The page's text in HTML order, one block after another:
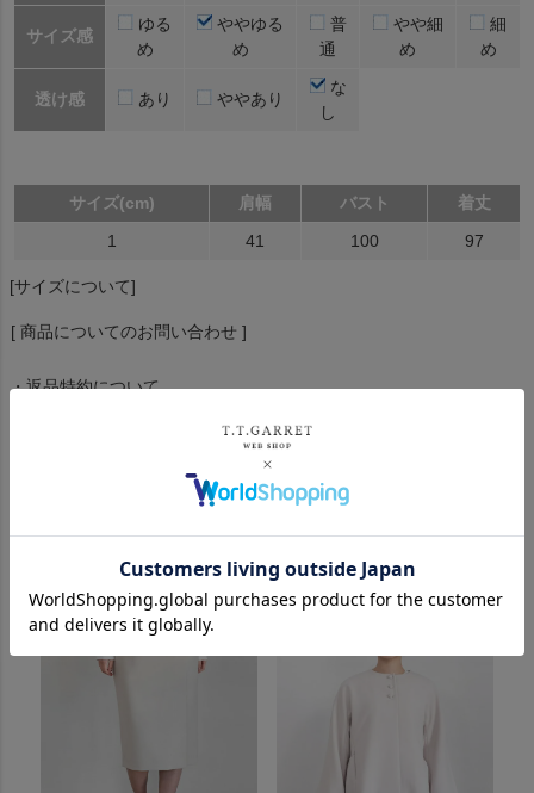
サイズ感
ゆる
め
ややゆる
め
普
通
やや細
め
細
め
透け感 あり ややあり
な
し
サイズ(cm) 肩幅 バスト
着丈
1
41 100 97
[サイズについて]
[ 商品についてのお問い合わせ ]
・返品特約について